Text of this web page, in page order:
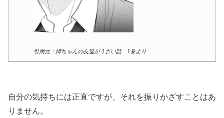
引用元：姉ちゃんの友達がうざい話 1巻より
自分の気持ちには正直ですが、それを振りかざすことはあ
りません。